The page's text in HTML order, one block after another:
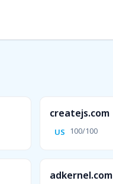
createjs.com
US 100/100
adkernel.com